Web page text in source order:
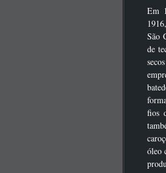
Em
São
de
fios
óleo